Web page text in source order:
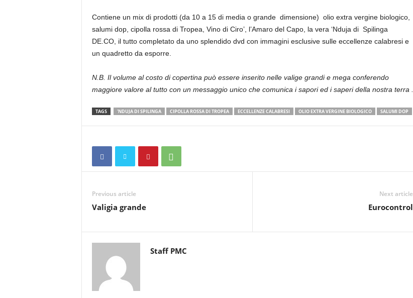
Contiene un mix di prodotti (da 10 a 15 di media o grande dimensione) olio extra vergine biologico,
salumi dop, cipolla rossa di Tropea, Vino di Ciro’, l’Amaro del Capo, la vera ‘Nduja di Spilinga
DE.CO, il tutto completato da uno splendido dvd con immagini esclusive sulle eccellenze calabresi e
un quadretto da esporre.
N.B. Il volume al costo di copertina può essere inserito nelle valige grandi e mega conferendo
maggiore valore al tutto con un messaggio unico che comunica i sapori ed i saperi della nostra terra .
TAGS 'NDUJA DI SPILINGA CIPOLLA ROSSA DI TROPEA ECCELLENZE CALABRESI OLIO EXTRA VERGINE BIOLOGICO SALUMI DOP
Previous article
Valigia grande
Next article
Eurocontrol
Staff PMC